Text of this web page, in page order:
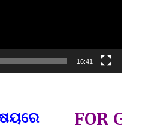
16:41
FOR GOVT